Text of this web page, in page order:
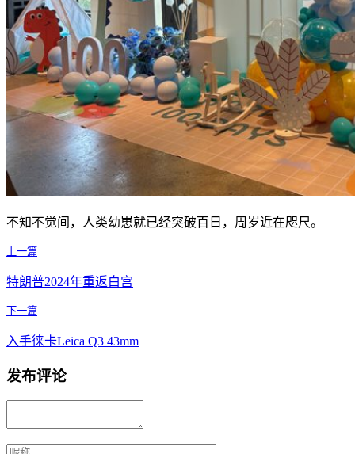
不知不觉间，人类幼崽就已经突破百日，周岁近在咫尺。
上一篇
特朗普2024年重返白宫
下一篇
入手徕卡Leica Q3 43mm
发布评论